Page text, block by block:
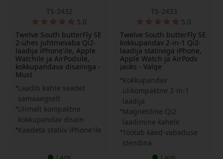
TS-2432
5.0
Twelve South butterFly SE
2-ühes juhtmevaba Qi2-
laadija iPhone'ile, Apple
Watchile ja AirPodsile,
kokkupandava disainiga -
Must
Laadib kahte seadet
samaaegselt
Ülimalt kompaktne
kokkupandav disain
Käedeta statiiv iPhone'ile
Laos
TS-2433
5.0
Twelve South butterFly SE
kokkupandav 2-in-1 Qi2-
laadija statiiviga iPhone,
Apple Watch ja AirPods
jaoks - Valge
Kokkupandav
ülikompaktne 2-in-1
laadija
Magnetiline Qi2
laadimine kahele
Töötab käed-vabaduse
stendina
Laos